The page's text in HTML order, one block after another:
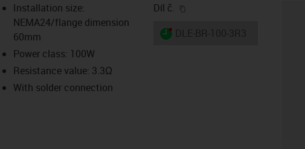
icon-lupe
icon-lupe
Installation size:
NEMA24/flange dimension
60mm
Power class: 100W
Resistance value: 3.3Ω
With solder connection
Díl č.
igus-icon-lieferzeit-dot